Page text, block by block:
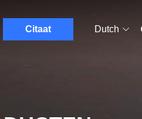
Citaat Dutch